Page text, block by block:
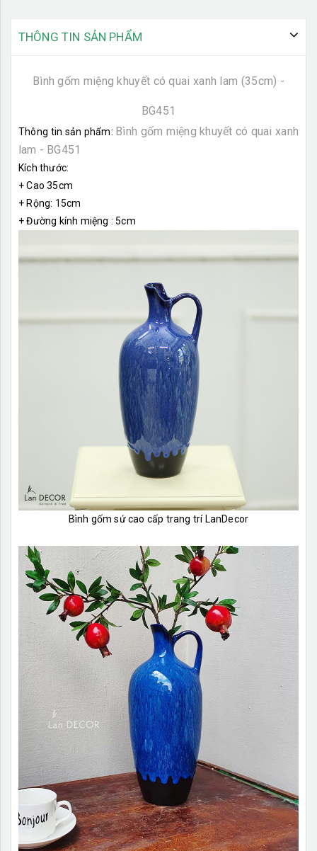
THÔNG TIN SẢN PHẨM
Bình gốm miệng khuyết có quai xanh lam (35cm) -
BG451
Thông tin sản phẩm: Bình gốm miệng khuyết có quai xanh
lam - BG451
Kích thước:
+ Cao 35cm
+ Rộng: 15cm
+ Đường kính miệng : 5cm
Bình gốm sứ cao cấp trang trí LanDecor